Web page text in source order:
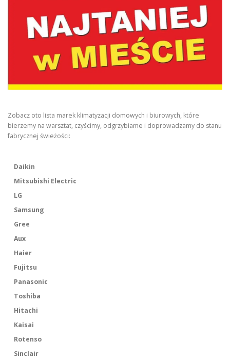
Zobacz oto lista marek klimatyzacji domowych i biurowych, które
bierzemy na warsztat, czyścimy, odgrzybiame i doprowadzamy do stanu
fabrycznej świeżości:
Daikin
Mitsubishi Electric
LG
Samsung
Gree
Aux
Haier
Fujitsu
Panasonic
Toshiba
Hitachi
Kaisai
Rotenso
Sinclair